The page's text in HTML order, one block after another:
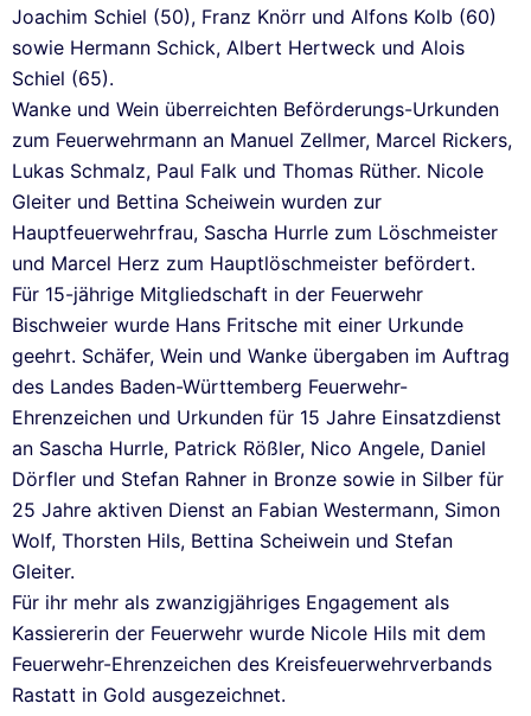
Joachim Schiel (50), Franz Knörr und Alfons Kolb (60)
sowie Hermann Schick, Albert Hertweck und Alois
Schiel (65).
Wanke und Wein überreichten Beförderungs-Urkunden
zum Feuerwehrmann an Manuel Zellmer, Marcel Rickers,
Lukas Schmalz, Paul Falk und Thomas Rüther. Nicole
Gleiter und Bettina Scheiwein wurden zur
Hauptfeuerwehrfrau, Sascha Hurrle zum Löschmeister
und Marcel Herz zum Hauptlöschmeister befördert.
Für 15-jährige Mitgliedschaft in der Feuerwehr
Bischweier wurde Hans Fritsche mit einer Urkunde
geehrt. Schäfer, Wein und Wanke übergaben im Auftrag
des Landes Baden-Württemberg Feuerwehr-
Ehrenzeichen und Urkunden für 15 Jahre Einsatzdienst
an Sascha Hurrle, Patrick Rößler, Nico Angele, Daniel
Dörfler und Stefan Rahner in Bronze sowie in Silber für
25 Jahre aktiven Dienst an Fabian Westermann, Simon
Wolf, Thorsten Hils, Bettina Scheiwein und Stefan
Gleiter.
Für ihr mehr als zwanzigjähriges Engagement als
Kassiererin der Feuerwehr wurde Nicole Hils mit dem
Feuerwehr-Ehrenzeichen des Kreisfeuerwehrverbands
Rastatt in Gold ausgezeichnet.